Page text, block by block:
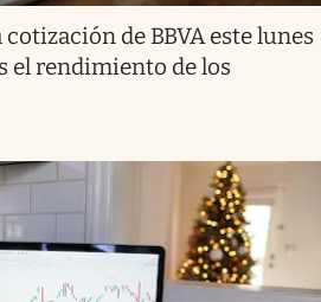
cotización de BBVA este lunes
el rendimiento de los